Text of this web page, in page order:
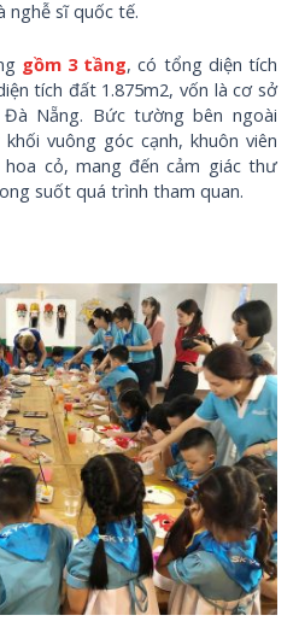
nghễ sĩ quốc tế.
gồm 3 tầng, có tổng diện tích
tích đất 1.875m2, vốn là cơ sở
Nẵng. Bức tường bên ngoài
vuông góc cạnh, khuôn viên
cỏ, mang đến cảm giác thư
suốt quá trình tham quan.